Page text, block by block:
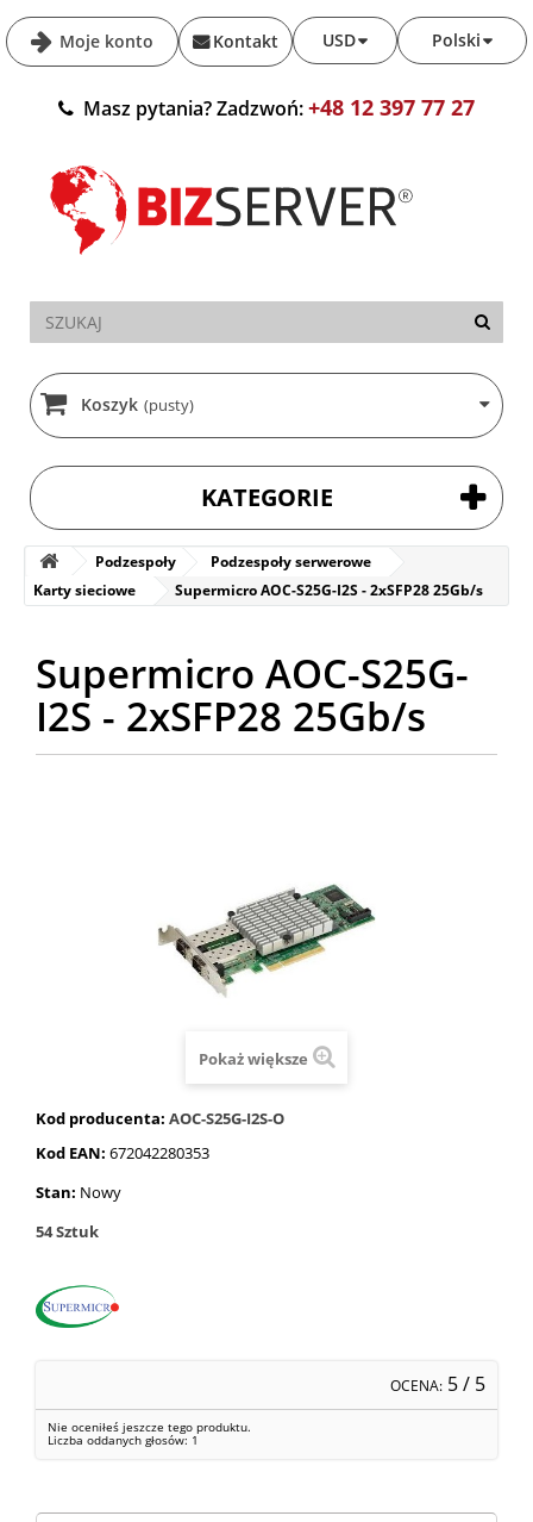
Moje konto Polski
USD
Kontakt
Masz pytania? Zadzwoń:+48 12 397 77 27
Koszyk (pusty)
KATEGORIE
Podzespoły
Podzespoły serwerowe
Karty sieciowe
Supermicro AOC-S25G-I2S - 2xSFP28 25Gb/s
Supermicro AOC-S25G-
I2S - 2xSFP28 25Gb/s
Pokaż większe
Kod producenta: AOC-S25G-I2S-O
Kod EAN: 672042280353
Stan: Nowy
54Sztuk
OCENA: 5/ 5
Nie oceniłeś jeszcze tego produktu.
Liczba oddanych głosów: 1